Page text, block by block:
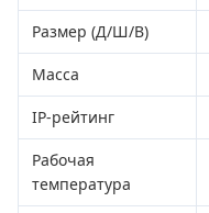
Размер (Д/Ш/В)
Масса
IP-рейтинг
Рабочая
температура